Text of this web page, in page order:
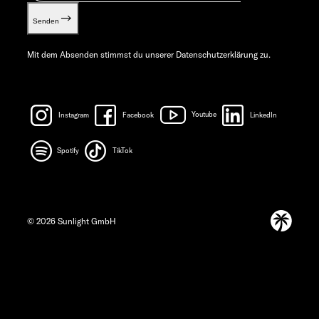
Senden
Mit dem Absenden stimmst du unserer Datenschutzerklärung zu.
Instagram Facebook Youtube LinkedIn
Spotify TikTok
© 2026 Sunlight GmbH